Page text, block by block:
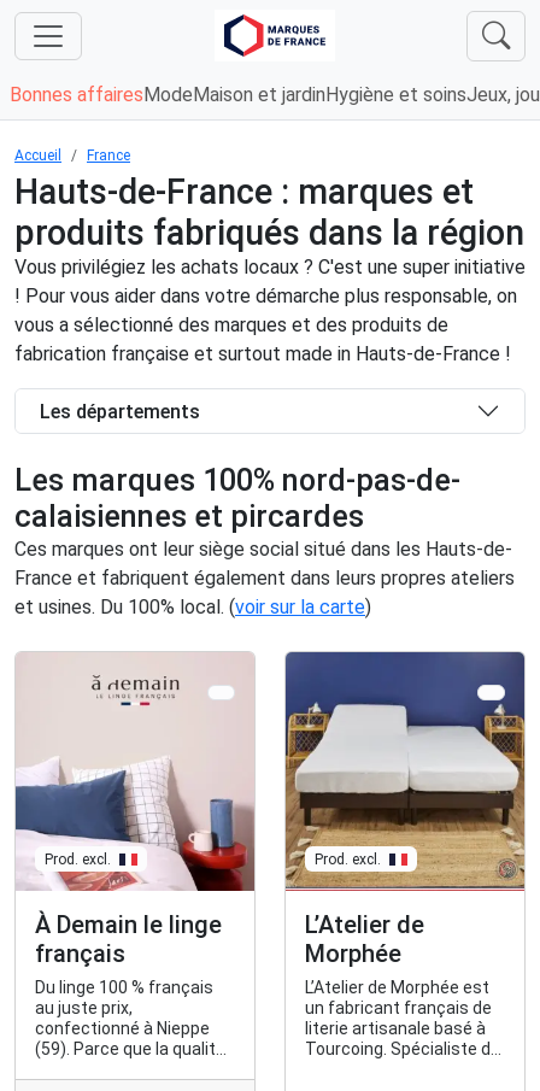
Bonnes affaires Mode Maison et jardin Hygiène et soinsJeux,
Accueil France
Hauts-de-France : marques et
produits fabriqués dans la région
Vous privilégiez les achats locaux ? C'est une super initiative
! Pour vous aider dans votre démarche plus responsable, on
vous a sélectionné des marques et des produits de
fabrication française et surtout made in Hauts-de-France !
Les départements
Les marques 100% nord-pas-de-
calaisiennes et pircardes
Ces marques ont leur siège social situé dans les Hauts-de-
France et fabriquent également dans leurs propres ateliers
et usines. Du 100% local. (voir sur la carte)
Prod. excl.
À Demain le linge
français
Du linge 100 % français
au juste prix,
confectionné à Nieppe
(59). Parce que la qualité
Prod. excl.
L’Atelier de
Morphée
L’Atelier de Morphée est
un fabricant français de
literie artisanale basé à
Tourcoing. Spécialiste du